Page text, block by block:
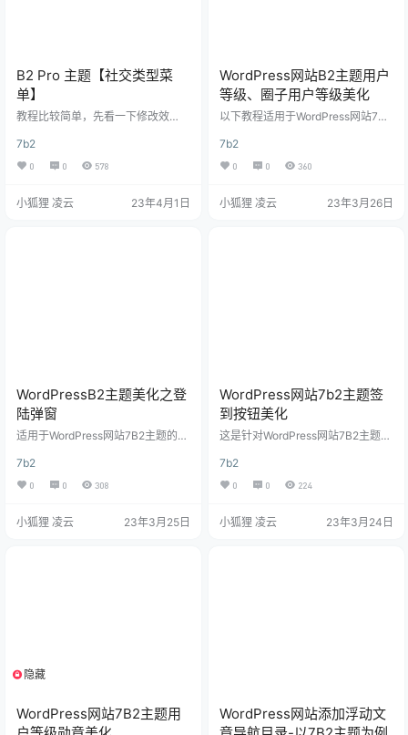
B2 Pro 主题【社交类型菜
单】
教程比较简单，先看一下修改效
单样式 设置项在：B2主题设置 – 模
块管理 – 顶部 – 顶部布局样式，选
择以下样式： 如果你选择的是其他
代码，避免引起布局样式错乱！ 2、
7b2
0 0 578
小狐狸 凌云 23年4月1日
WordPress网站B2主题用户
等级、圈子用户等级美化
以下教程适用于WordPress网站7B2
美化分为圈子等级美化和文章用户
马甲美化，效果图和代码均在下方
效果图 这是圈子话题里面的美化，
化，图中的知府、宰相 1.B2主题圈
7b2
0 0 360
小狐狸 凌云 23年3月26日
WordPressB2主题美化之登
陆弹窗
适用于WordPress网站7B2主题的登
程 1.放置js代码 有子主题就放在chil
d.js文件中 $(function(){ /*弹窗登录
效果-www.xiaohuli.vip*/ $("#login
ss("b2-radius"); $('.log…
7b2
0 0 308
小狐狸 凌云 23年3月25日
WordPress网站7b2主题签
到按钮美化
这是针对WordPress网站7B2主题的
大家直接查看本站即可 设置教程 教
程很简单（难的我也不会），在npc
ink那里搬运的，可惜其他的b2主题
至主题根目录下的style.css文件底
7b2
0 0 224
小狐狸 凌云 23年3月24日
隐藏
WordPress网站7B2主题用
WordPress网站添加浮动文